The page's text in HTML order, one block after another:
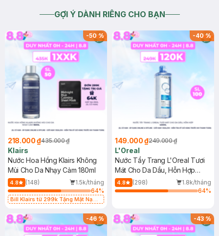
GỢI Ý DÀNH RIÊNG CHO BẠN
-50%
218.000 ₫435.000 ₫
Klairs
Nước Hoa Hồng Klairs Không
Mùi Cho Da Nhạy Cảm 180ml
4.8 (148)
1.5k/tháng
64%
Bill Klairs từ 299k Tặng Mặt Nạ
25ml (SL Có Hạn)
-40%
149.000 ₫249.000 ₫
L'Oreal
Nước Tẩy Trang L'Oreal Tươi
Mát Cho Da Dầu, Hỗn Hợp
400ml
4.8 (298)
1.8k/tháng
64%
-46% -43%